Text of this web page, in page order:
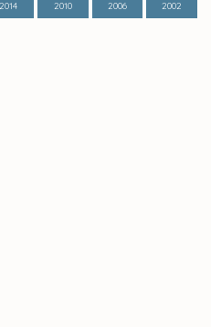
2014
2010
2006
2002